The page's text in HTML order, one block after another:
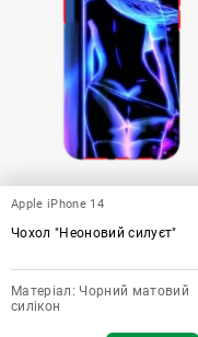
Apple iPhone 14
Чохол "Неоновий силуєт"
Матеріал: Чорний матовий
силікон